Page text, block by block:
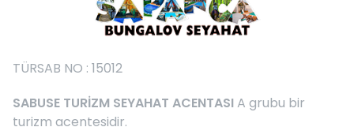
TÜRSAB NO : 15012
SABUSE TURİZM SEYAHAT ACENTASIA grubu bir
turizm acentesidir.